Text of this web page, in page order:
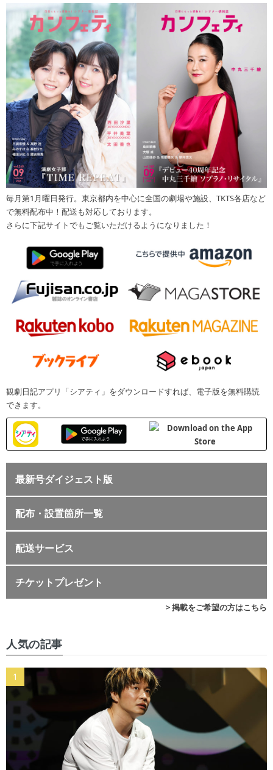
毎月第1月曜日発行。東京都内を中心に全国の劇場や施設、TKTS各店など
で無料配布中！配送も対応しております。
さらに下記サイトでもご覧いただけるようになりました！
観劇日記アプリ「シアティ」をダウンロードすれば、電子版を無料購読
できます。
最新号ダイジェスト版
配布・設置箇所一覧
配送サービス
チケットプレゼント
> 掲載をご希望の方はこちら
人気の記事